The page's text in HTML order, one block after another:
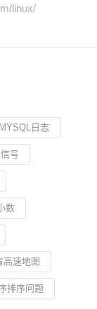
linux/
日志
号
数
高速地图
排序问题